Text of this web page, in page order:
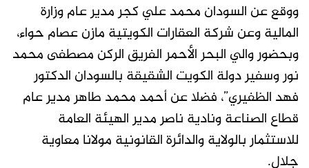
ووقع عن السودان محمد علي كجر مدير عام وزارة
المالية وعن شركة العقارات الكويتية مازن عصام حواء،
وبحضور والي البحر الأحمر الفريق الركن مصطفى محمد
نور وسفير دولة الكويت الشقيقة بالسودان الدكتور
فهد الظفيري”، فضلا عن أحمد محمد طاهر مدير عام
قطاع الصناعة ونادية ناصر مدير الهيئة العامة
للاستثمار بالولاية والدائرة القانونية مولانا معاوية
جلال.